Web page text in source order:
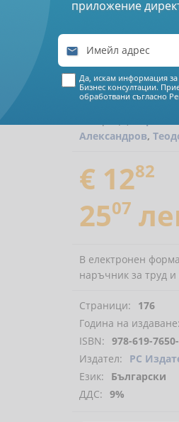
наръчник
Александров,
€ 1282
2507
В електронен
наръчник за труд и
Страници:
176
Година на издаване:
ISBN: 978-619-
Издател:
РС
Език:
Български
ДДС: 9%
приложение

Да, искам информация за
Бизнес консултации.
обработвани съгласно